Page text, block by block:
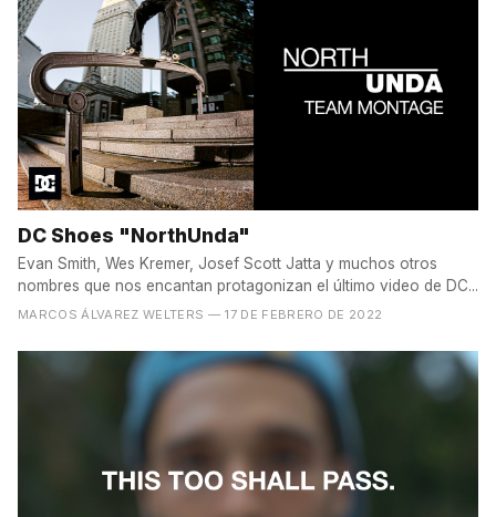
DC Shoes "NorthUnda"
Evan Smith, Wes Kremer, Josef Scott Jatta y muchos otros
nombres que nos encantan protagonizan el último video de DC...
MARCOS ÁLVAREZ WELTERS — 17 DE FEBRERO DE 2022